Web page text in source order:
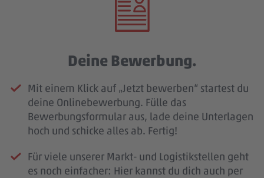
Deine Bewerbung.
Mit einem Klick auf „Jetzt bewerben“ startest du
deine Onlinebewerbung. Fülle das
Bewerbungsformular aus, lade deine Unterlagen
hoch und schicke alles ab. Fertig!
Für viele unserer Markt- und Logistikstellen geht
es noch einfacher: Hier kannst du dich auch per